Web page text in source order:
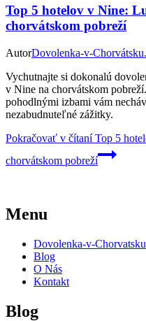
Top 5 hotelov v Nine:
chorvátskom pobreží
AutorDovolenka-v-
Vychutnajte si dokonalú
v Nine na chorvátskom
pohodlnými izbami vám
nezabudnuteľné zážitky.
Pokračovať v čítaníTop 5
chorvátskom pobreží
Menu
Dovolenka-v-
Blog
O Nás
Kontakt
Blog